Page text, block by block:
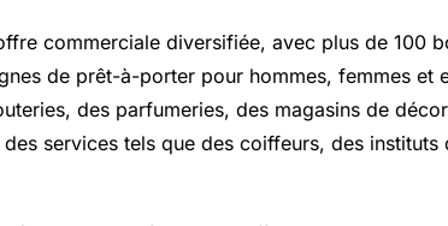
commerciale diversifiée, avec plus de 100
de prêt-à-porter pour hommes, femmes et
des parfumeries, des magasins de
services tels que des coiffeurs, des instituts